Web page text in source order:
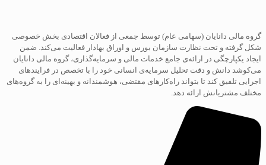
گروه مالی دانایان (سهامی عام) توسط جمعی از فعالان اقتصادی بخش خصوصی
شکل گرفته و تحت نظارت سازمان بورس و اوراق بهادار فعالیت می‌کند. ضمن
ایجاد یکپارچگی در ارائه‌ی جامع خدمات مالی و سرمایه‌گذاری، گروه مالی دانایان
می‌کوشد دانش و دقت تحلیل سرمایه‌ی انسانی خود را با تخصص در فرایند‌های
اجرایی تلفیق کند تا بتواند راه‌کارهای مقتضی، هوشمندانه و بهینه‌ای را به گروه‌های
مختلف مشتریانش ارائه دهد.